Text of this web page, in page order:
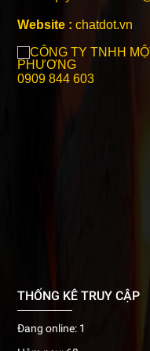
Website :chatdot.vn
0909 844 603
THỐNG KÊ TRUY CẬP
Đang online: 1